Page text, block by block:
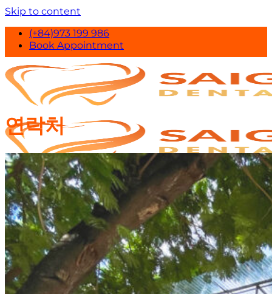
Skip to content
(+84)973 199 986
Book Appointment
Saigon Veneers
가격표
연락처
한국어
English
Tiếng Việt
日本語
한국어
Русский
연락처